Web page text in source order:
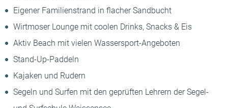
Eigener Familienstrand in flacher Sandbucht
Wirtmoser Lounge mit coolen Drinks, Snacks & Eis
Aktiv Beach mit vielen Wassersport-Angeboten
Stand-Up-Paddeln
Kajaken und Rudern
Segeln und Surfen mit den geprüften Lehrern der Segel-